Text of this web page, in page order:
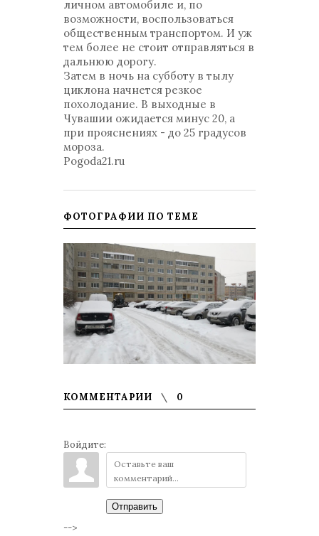
личном автомобиле и, по
возможности, воспользоваться
общественным транспортом. И уж
тем более не стоит отправляться в
дальнюю дорогу.
Затем в ночь на субботу в тылу
циклона начнется резкое
похолодание. В выходные в
Чувашии ожидается минус 20, а
при прояснениях - до 25 градусов
мороза.
Pogoda21.ru
ФОТОГРАФИИ ПО ТЕМЕ
КОММЕНТАРИИ 0
Войдите:
Отправить
-->